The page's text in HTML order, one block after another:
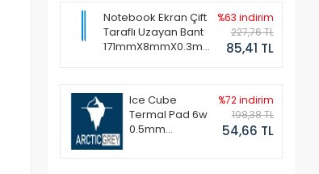
Notebook Ekran Çift
Taraflı Uzayan Bant
171mmX8mmX0.3mm
%63 indirim
227,76 TL
85,41 TL
Ice Cube
Termal Pad 6w
0.5mm
%72 indirim
198,38 TL
54,66 TL